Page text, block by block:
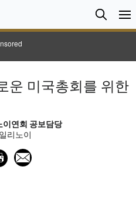
검
색
Search
운 미국총회를 위한
이연회 공보담당
리노이